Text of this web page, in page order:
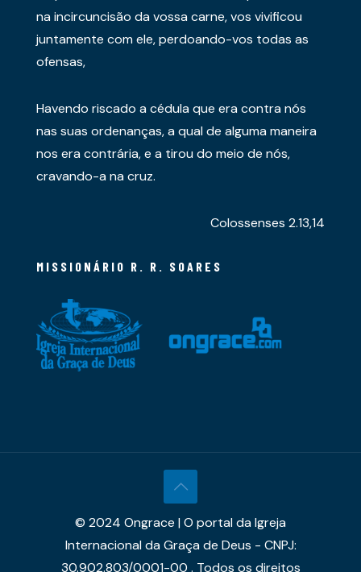
na incircuncisão da vossa carne, vos vivificou
juntamente com ele, perdoando-vos todas as
ofensas,
Havendo riscado a cédula que era contra nós
nas suas ordenanças, a qual de alguma maneira
nos era contrária, e a tirou do meio de nós,
cravando-a na cruz.
Colossenses 2.13,14
MISSIONÁRIO R. R. SOARES
© 2024 Ongrace | O portal da Igreja
Internacional da Graça de Deus - CNPJ:
30.902.803/0001-00 . Todos os direitos